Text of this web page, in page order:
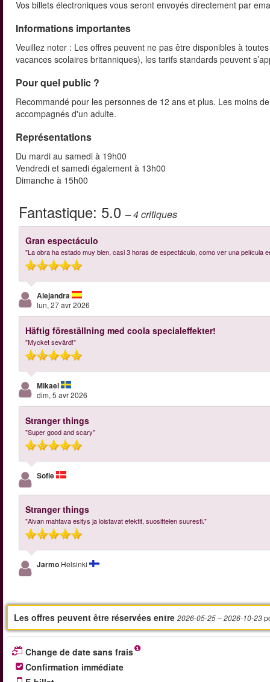
Vos billets électroniques vous seront envoyés directement par
Informations importantes
Veuillez noter : Les offres peuvent ne pas être disponibles à
vacances scolaires britanniques), les tarifs standards peuvent
Pour quel public ?
Recommandé pour les personnes de 12 ans et plus. Les moins
accompagnés d'un adulte.
Représentations
Du mardi au samedi à 19h00
Vendredi et samedi également à 13h00
Dimanche à 15h00
Fantastique: 5.0 – 4critiques
Gran espectáculo
"La obra ha estado muy bien, casi 3 horas de espectáculo, como ver una película
Alejandra
lun, 27 avr 2026
Häftig föreställning med coola specialeffekter!
"Mycket sevärd!"
Mikael
dim, 5 avr 2026
Stranger things
"Super good and scary"
Sofie
Stranger things
"Aivan mahtava esitys ja loistavat efektit, suosittelen suuresti."
Jarmo Helsinki
Les offres peuvent être réservées entre 2026-05-25– 2026-10-23
Change de date sans frais
Confirmation immédiate